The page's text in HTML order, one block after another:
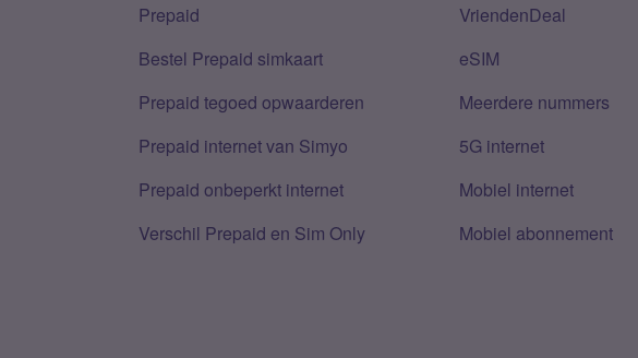
Prepaid
Bestel Prepaid simkaart
Prepaid tegoed opwaarderen
Prepaid internet van Simyo
Prepaid onbeperkt internet
Verschil Prepaid en Sim Only
VriendenDeal
eSIM
Meerdere nummers
5G internet
Mobiel internet
Mobiel abonnement